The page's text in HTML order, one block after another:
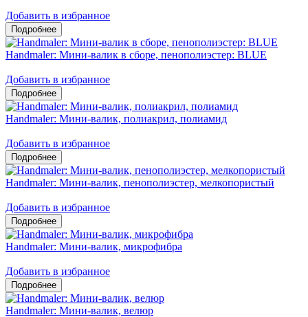
Добавить в избранное
Handmaler: Мини-валик в сборе, пенополиэстер: BLUE
Добавить в избранное
Handmaler: Мини-валик, полиакрил, полиамид
Добавить в избранное
Handmaler: Мини-валик, пенополиэстер, мелкопористый
Добавить в избранное
Handmaler: Мини-валик, микрофибра
Добавить в избранное
Handmaler: Мини-валик, велюр